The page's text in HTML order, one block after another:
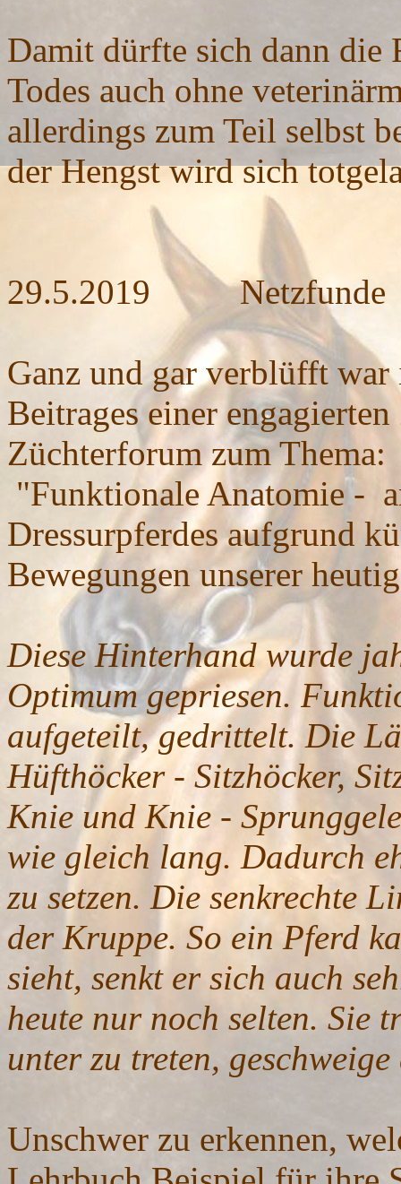
Damit dürfte sich dann die
Todes auch ohne
allerdings zum Teil selbst
der Hengst wird sich
29.5.2019 Netzfunde
Ganz und gar verblüfft war
Beitrages einer
Züchterforum zum Thema:
"Funktionale Anatomie -
Dressurpferdes aufgrund
Bewegungen unserer
Diese Hinterhand wurde
Optimum gepriesen.
aufgeteilt, gedrittelt. Die
Hüfthöcker - Sitzhöcker,
Knie und Knie -
wie gleich lang. Dadurch
zu setzen. Die senkrechte
der Kruppe. So ein Pferd
sieht, senkt er sich auch
heute nur noch selten. Sie
unter zu treten,
Unschwer zu erkennen,